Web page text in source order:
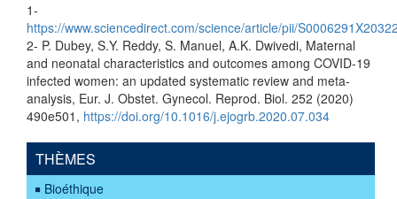
1-
https://www.sciencedirect.com/science/article/pii/
2- P. Dubey, S.Y. Reddy, S. Manuel, A.K. Dwivedi, Maternal
and neonatal characteristics and outcomes among COVID-19
infected women: an updated systematic review and meta-
analysis, Eur. J. Obstet. Gynecol. Reprod. Biol. 252 (2020)
490e501, https://doi.org/10.1016/j.ejogrb.2020.07.034
THÈMES
Bioéthique